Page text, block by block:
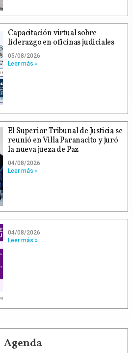
Capacitación virtual sobre
liderazgo en oficinas judiciales
05/08/2026
Leer más »
El Superior Tribunal de Justicia se
reunió en Villa Paranacito y juró
la nueva jueza de Paz
04/08/2026
Leer más »
04/08/2026
Leer más »
Agenda